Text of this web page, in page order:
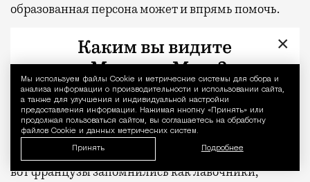
Уведомление
Мы используем файлы Сookie и метрические системы для сбора и
анализа информации о производительности и использовании сайта,
а также для улучшения и индивидуальной настройки
предоставления информации. Нажимая кнопку «Принять» или
продолжая пользоваться сайтом, вы соглашаетесь на обработку
файлов Cookie и данных метрических систем.
Принять Подробнее
образованная персона может и впрямь помочь.
Впрочем, книга не совсем серьезная, она не
столько про военную и дипломатическую
историю, сколько про британских аристократов
вроде Гертруды Белл или Лоуренса Аравийского,
которые жили то веселой, то грустной, но полной
приключений жизнью. Вот типичная цитата:
«Замки его (Лоуренса Аравийского) очаровали, а
вот французы запомнились как лавочники,
×